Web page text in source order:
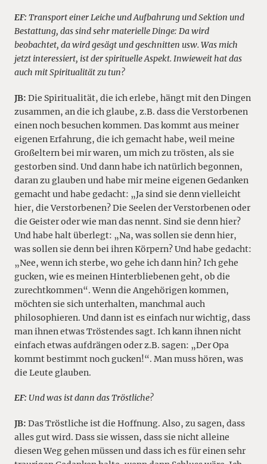
EF: Transport einer Leiche und Aufbahrung und Sektion und
Bestattung, das sind sehr materielle Dinge: Da wird
beobachtet, da wird gesägt und geschnitten usw. Was mich
jetzt interessiert, ist der spirituelle Aspekt. Inwieweit hat das
auch mit Spiritualität zu tun?
JB: Die Spiritualität, die ich erlebe, hängt mit den Dingen
zusammen, an die ich glaube, z.B. dass die Verstorbenen
einen noch besuchen kommen. Das kommt aus meiner
eigenen Erfahrung, die ich gemacht habe, weil meine
Großeltern bei mir waren, um mich zu trösten, als sie
gestorben sind. Und dann habe ich natürlich begonnen,
daran zu glauben und habe mir meine eigenen Gedanken
gemacht und habe gedacht: „Ja sind sie denn vielleicht
hier, die Verstorbenen? Die Seelen der Verstorbenen oder
die Geister oder wie man das nennt. Sind sie denn hier?
Und habe halt überlegt: „Na, was sollen sie denn hier,
was sollen sie denn bei ihren Körpern? Und habe gedacht:
„Nee, wenn ich sterbe, wo gehe ich dann hin? Ich gehe
gucken, wie es meinen Hinterbliebenen geht, ob die
zurechtkommen“. Wenn die Angehörigen kommen,
möchten sie sich unterhalten, manchmal auch
philosophieren. Und dann ist es einfach nur wichtig, dass
man ihnen etwas Tröstendes sagt. Ich kann ihnen nicht
einfach etwas aufdrängen oder z.B. sagen: „Der Opa
kommt bestimmt noch gucken!“. Man muss hören, was
die Leute glauben.
EF: Und was ist dann das Tröstliche?
JB: Das Tröstliche ist die Hoffnung. Also, zu sagen, dass
alles gut wird. Dass sie wissen, dass sie nicht alleine
diesen Weg gehen müssen und dass ich es für einen sehr